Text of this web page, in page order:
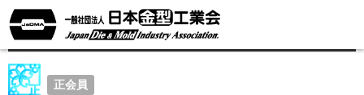
ミヤマ精工株式会社
正会員